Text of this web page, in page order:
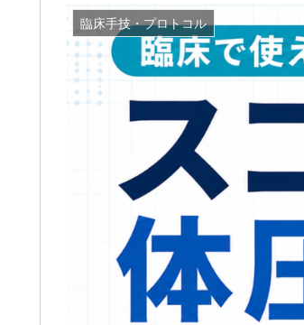
臨床手技・プロトコル